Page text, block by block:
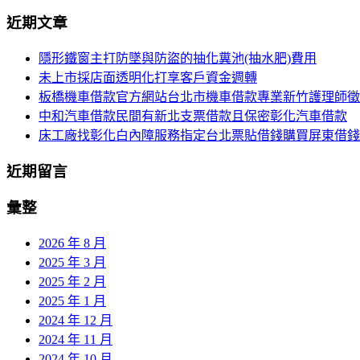
導
關
近期文章
隱形鐵窗主打防墜與防盜的抽化糞池(抽水肥)費用
未上市採店面透明化打享客戶資金週轉
板橋機車借款官方網站台北市機車借款專業新竹護理師
中和汽車借款民間有新北支票借款且保密彰化汽車借款
床工廠找彰化白內障服務指定台北票貼借錢購買屏東借錢
近期留言
彙整
2026 年 8 月
2025 年 3 月
2025 年 2 月
2025 年 1 月
2024 年 12 月
2024 年 11 月